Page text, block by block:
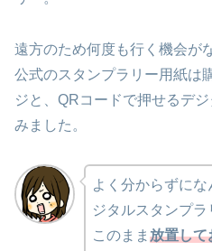
遠方のため何度も行く機会が
公式のスタンプラリー用紙は
ジと、QRコードで押せるデ
みました。
よく分からずに
ジタルスタンプラ
このまま 放置して